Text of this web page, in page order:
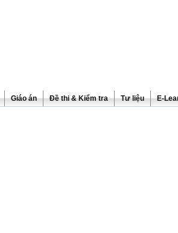
Giáo án Đề thi & Kiểm tra Tư liệu E-